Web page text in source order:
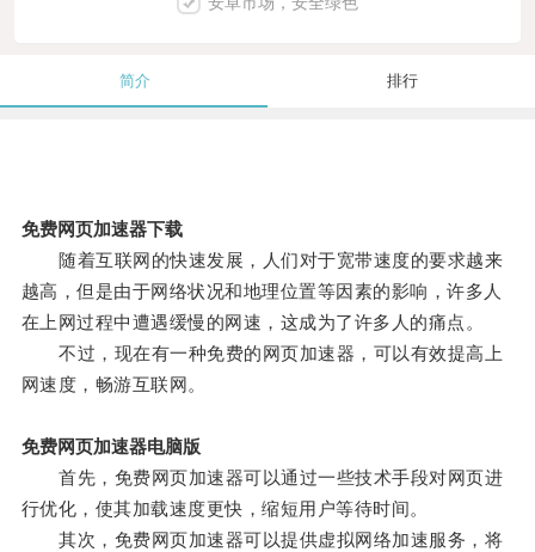
简介 排行
免费网页加速器下载
随着互联网的快速发展，人们对于宽带速度的要求越来
越高，但是由于网络状况和地理位置等因素的影响，许多人
在上网过程中遭遇缓慢的网速，这成为了许多人的痛点。
不过，现在有一种免费的网页加速器，可以有效提高上
网速度，畅游互联网。
免费网页加速器电脑版
首先，免费网页加速器可以通过一些技术手段对网页进
行优化，使其加载速度更快，缩短用户等待时间。
其次，免费网页加速器可以提供虚拟网络加速服务，将